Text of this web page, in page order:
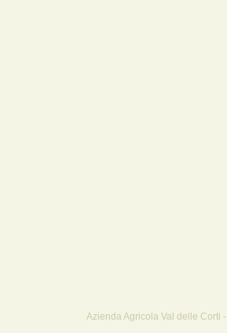
Azienda Agricola Val delle Corti